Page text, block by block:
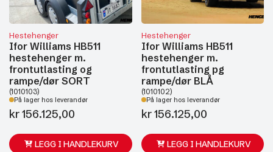
Hestehenger
Ifor Williams HB511
hestehenger m.
frontutlasting og
rampe/dør SORT
(1010103)
På lager hos leverandør
kr156.125,00
LEGG I HANDLEKURV
Hestehenger
Ifor Williams HB511
hestehenger m.
frontutlasting pg
rampe/dør BLÅ
(1010102)
På lager hos leverandør
kr156.125,00
LEGG I HANDLEKURV